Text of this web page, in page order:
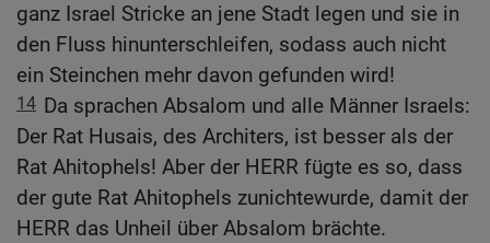
ganz Israel Stricke an jene Stadt legen und sie in
den Fluss hinunterschleifen, sodass auch nicht
ein Steinchen mehr davon gefunden wird!
14 Da sprachen Absalom und alle Männer Israels:
Der Rat Husais, des Architers, ist besser als der
Rat Ahitophels! Aber der HERR fügte es so, dass
der gute Rat Ahitophels zunichtewurde, damit der
HERR das Unheil über Absalom brächte.